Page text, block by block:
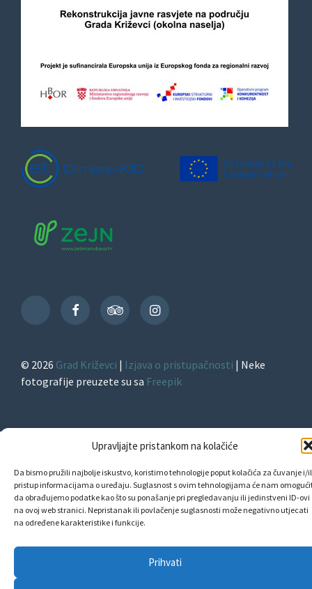
Upravljajte pristankom na kolačiće
Da bismo pružili najbolje iskustvo, koristimo tehnologije poput kolačića za čuvanje i/
pristup informacijama o uređaju. Suglasnost s ovim tehnologijama će nam
da obrađujemo podatke kao što su ponašanje pri pregledavanju ili jedinstveni ID-ovi
na ovoj web stranici. Nepristanak ili povlačenje suglasnosti može negativno utjecati
na određene karakteristike i funkcije.
Prihvati
TikTok
FacebookTripAdvisorInstagram
© 2026 Grad Križevci | Izjava o pristupačnosti | Neke
fotografije preuzete su sa Freepik